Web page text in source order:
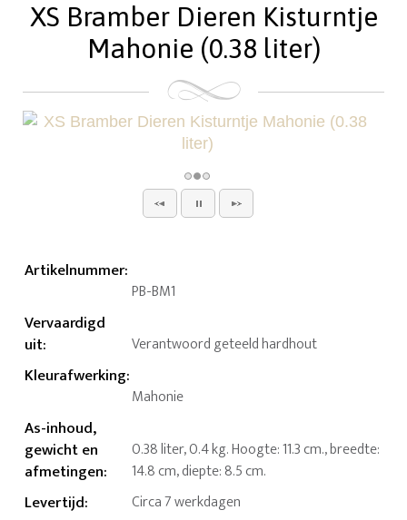
XS Bramber Dieren Kisturntje
Mahonie (0.38 liter)
Artikelnummer:
PB-BM1
Vervaardigd
uit: Verantwoord geteeld hardhout
Kleurafwerking:
Mahonie
As-inhoud,
gewicht en
afmetingen:
0.38 liter, 0.4 kg. Hoogte: 11.3 cm., breedte:
14.8 cm, diepte: 8.5 cm.
Levertijd: Circa 7 werkdagen